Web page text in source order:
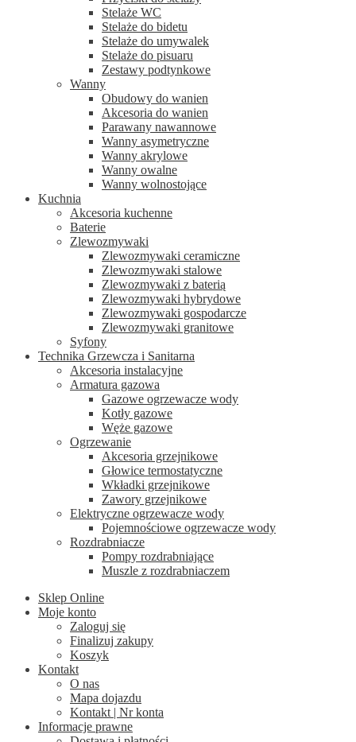
Stelaże WC
Stelaże do bidetu
Stelaże do umywalek
Stelaże do pisuaru
Zestawy podtynkowe
Wanny
Obudowy do wanien
Akcesoria do wanien
Parawany nawannowe
Wanny asymetryczne
Wanny akrylowe
Wanny owalne
Wanny wolnostojące
Kuchnia
Akcesoria kuchenne
Baterie
Zlewozmywaki
Zlewozmywaki ceramiczne
Zlewozmywaki stalowe
Zlewozmywaki z baterią
Zlewozmywaki hybrydowe
Zlewozmywaki gospodarcze
Zlewozmywaki granitowe
Syfony
Technika Grzewcza i Sanitarna
Akcesoria instalacyjne
Armatura gazowa
Gazowe ogrzewacze wody
Kotły gazowe
Węże gazowe
Ogrzewanie
Akcesoria grzejnikowe
Głowice termostatyczne
Wkładki grzejnikowe
Zawory grzejnikowe
Elektryczne ogrzewacze wody
Pojemnościowe ogrzewacze wody
Rozdrabniacze
Pompy rozdrabniające
Muszle z rozdrabniaczem
Sklep Online
Moje konto
Zaloguj się
Finalizuj zakupy
Koszyk
Kontakt
O nas
Mapa dojazdu
Kontakt | Nr konta
Informacje prawne